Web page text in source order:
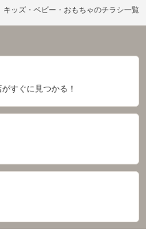
キッズ・ベビー・おもちゃのチラシ一覧
すぐに見つかる！